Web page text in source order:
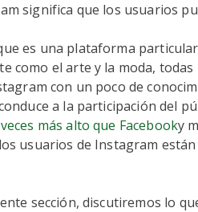
significa que los usuarios
es una plataforma
como el arte y la moda,
con un poco de
a la participación del
veces más alto que Facebooky
usuarios de Instagram
sección, discutiremos lo